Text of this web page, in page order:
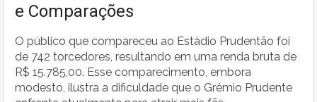
e Comparações
O público que compareceu ao Estádio Prudentão foi
de 742 torcedores, resultando em uma renda bruta de
R$ 15.785,00. Esse comparecimento, embora
modesto, ilustra a dificuldade que o Grêmio Prudente